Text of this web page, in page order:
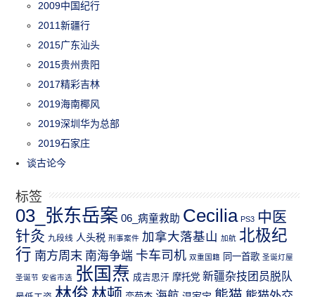
2009中国纪行
2011新疆行
2015广东汕头
2015贵州贵阳
2017精彩吉林
2019海南椰风
2019深圳华为总部
2019石家庄
谈古论今
标签
03_张东岳案 06_病童救助 Cecilia PS3 中医
针灸 九段线 人头税 刑事案件 加拿大落基山 加航 北极纪
行 南方周末 南海争端 卡车司机 双重国籍 同一首歌 圣诞灯屋
圣诞节 安省市选 张国焘 成吉思汗 摩托党 新疆杂技团员脱队